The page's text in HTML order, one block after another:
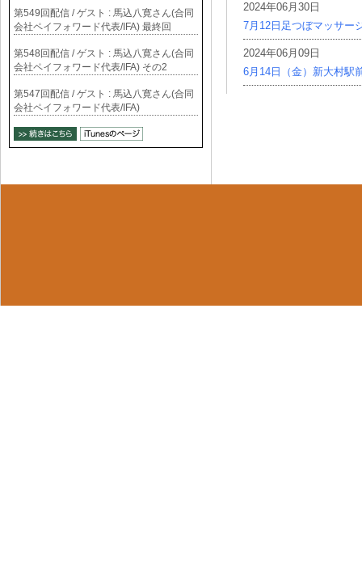
2024年06月30日
7月12日足つぼマッサー
2024年06月09日
6月14日（金）新大村駅
第549回配信 / ゲスト : 馬込八寛さん(合同
会社ペイフォワード代表/IFA) 最終回
第548回配信 / ゲスト : 馬込八寛さん(合同
会社ペイフォワード代表/IFA) その2
第547回配信 / ゲスト : 馬込八寛さん(合同
会社ペイフォワード代表/IFA)